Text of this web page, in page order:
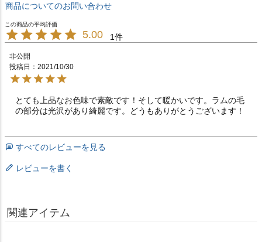
商品についてのお問い合わせ
5.00 1
非公開
投稿日
2021/10/30
とても上品なお色味で素敵です！そして暖かいです。ラムの毛
の部分は光沢があり綺麗です。どうもありがとうございます！
すべてのレビューを見る
レビューを書く
関連アイテム